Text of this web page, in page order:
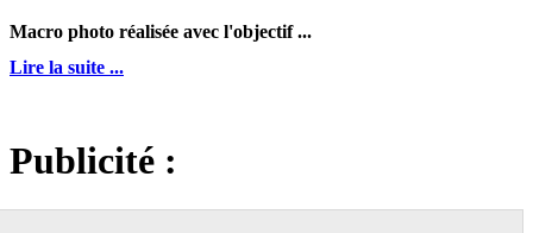
Macro photo réalisée avec l'objectif ...
Lire la suite ...
Publicité :